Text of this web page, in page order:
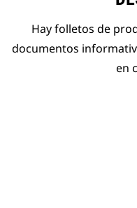
Hay folletos de
documentos
en